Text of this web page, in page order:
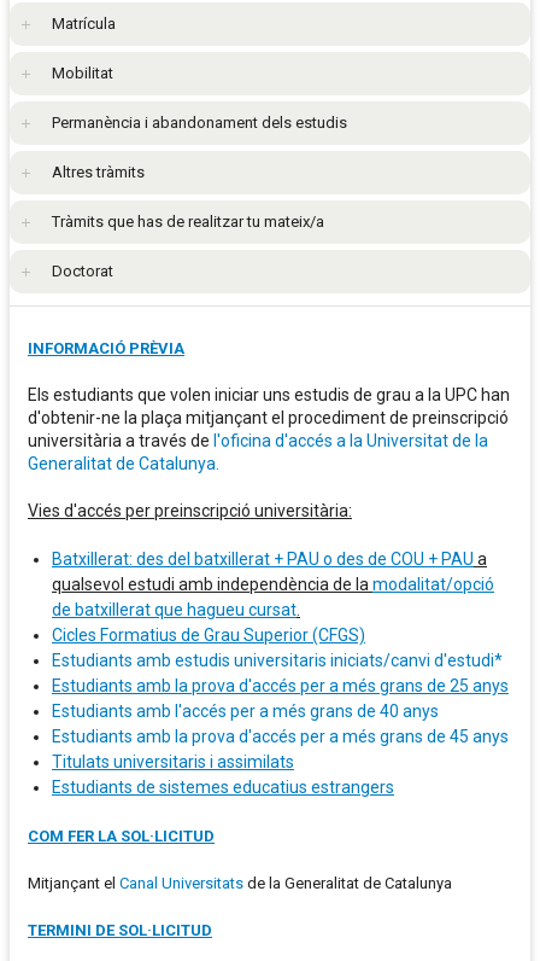
Matrícula
Mobilitat
Permanència i abandonament dels estudis
Altres tràmits
Tràmits que has de realitzar tu mateix/a
Doctorat
INFORMACIÓ PRÈVIA
Els estudiants que volen iniciar uns estudis de grau a la UPC han
d'obtenir-ne la plaça mitjançant el procediment de preinscripció
universitària a través de l'oficina d'accés a la Universitat de la
Generalitat de Catalunya.
Vies d'accés per preinscripció universitària:
Batxillerat: des del batxillerat + PAU o des de COU + PAU a
qualsevol estudi amb independència de lamodalitat/opció
de batxillerat que hagueu cursat.
Cicles Formatius de Grau Superior (CFGS)
Estudiants amb estudis universitaris iniciats/canvi d'estudi*
Estudiants amb la prova d'accés per a més grans de 25 anys
Estudiants amb l'accés per a més grans de 40 anys
Estudiants amb la prova d'accés per a més grans de 45 anys
Titulats universitaris i assimilats
Estudiants de sistemes educatius estrangers
COM FER LA SOL·LICITUD
Mitjançant el Canal Universitats de la Generalitat de Catalunya
TERMINI DE SOL·LICITUD